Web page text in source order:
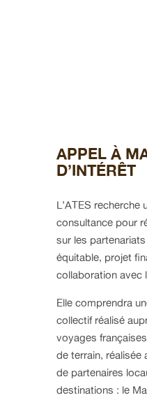
APPEL À
D’INTÉRÊT
L’ATES recherche
consultance pour
sur les
équitable, projet
collaboration avec
Elle comprendra
collectif réalisé
voyages
de terrain, réalisée
de partenaires
destinations : le